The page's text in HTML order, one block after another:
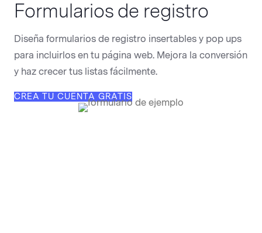
Formularios de registro
Diseña formularios de registro insertables y pop ups
para incluirlos en tu página web. Mejora la conversión
y haz crecer tus listas fácilmente.
CREA TU CUENTA GRATIS